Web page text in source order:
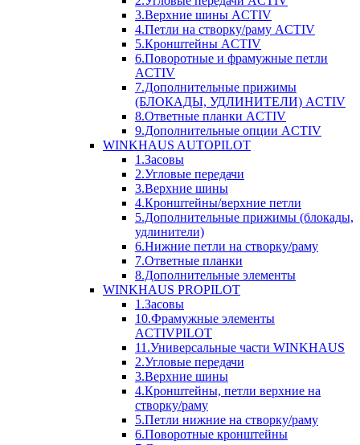
3.Верхние шины ACTIV
4.Петли на створку/раму ACTIV
5.Кронштейны ACTIV
6.Поворотные и фрамужные петли
ACTIV
7.Дополнительные прижимы
(БЛОКАДЫ, УДЛИНИТЕЛИ) ACTIV
8.Ответные планки ACTIV
9.Дополнительные опции ACTIV
WINKHAUS AUTOPILOT
1.Засовы
2.Угловые передачи
3.Верхние шины
4.Кронштейны/верхние петли
5.Дополнительные прижимы (блокады,
удлинители)
6.Нижние петли на створку/раму
7.Ответные планки
8.Дополнительные элементы
WINKHAUS PROPILOT
1.Засовы
10.Фрамужные элементы
ACTIVPILOT
11.Универсальные части WINKHAUS
2.Угловые передачи
3.Верхние шины
4.Кронштейны, петли верхние на
створку/раму
5.Петли нижние на створку/раму
6.Поворотные кронштейны